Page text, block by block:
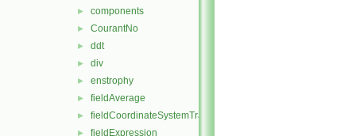
► components
► CourantNo
► ddt
► div
► enstrophy
► fieldAverage
► fieldCoordinateSystemTransform
► fieldExpression